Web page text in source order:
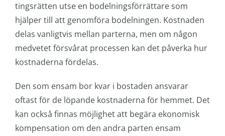
tingsrätten utse en bodelningsförrättare som
hjälper till att genomföra bodelningen. Kostnaden
delas vanligtvis mellan parterna, men om någon
medvetet försvårat processen kan det påverka hur
kostnaderna fördelas.
Den som ensam bor kvar i bostaden ansvarar
oftast för de löpande kostnaderna för hemmet. Det
kan också finnas möjlighet att begära ekonomisk
kompensation om den andra parten ensam